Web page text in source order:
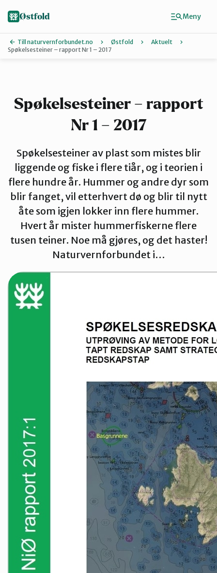
Indre Østfold
Moss-Våler
Sarpsborg
Østfold
Till naturvernforbundet.no Østfold
Aktuelt
Spøkelsesteiner – rapport Nr 1 – 2017
Spøkelsesteiner – rapport
Nr 1 – 2017
Spøkelsesteiner av plast som mistes blir
liggende og fiske i flere tiår, og i teorien i
flere hundre år. Hummer og andre dyr som
blir fanget, vil etterhvert dø og blir til nytt
åte som igjen lokker inn flere hummer.
Hvert år mister hummerfiskerne flere
tusen teiner. Noe må gjøres, og det haster!
Naturvernforbundet i…